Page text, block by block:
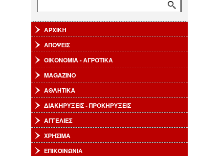
ΑΡΧΙΚΗ
ΑΠΟΨΕΙΣ
ΟΙΚΟΝΟΜΙΑ - ΑΓΡΟΤΙΚΑ
MAGAZINO
ΑΘΛΗΤΙΚΑ
ΔΙΑΚΗΡΥΞΕΙΣ - ΠΡΟΚΗΡΥΞΕΙΣ
ΑΓΓΕΛΙΕΣ
ΧΡΗΣΙΜΑ
ΕΠΙΚΟΙΝΩΝΙΑ